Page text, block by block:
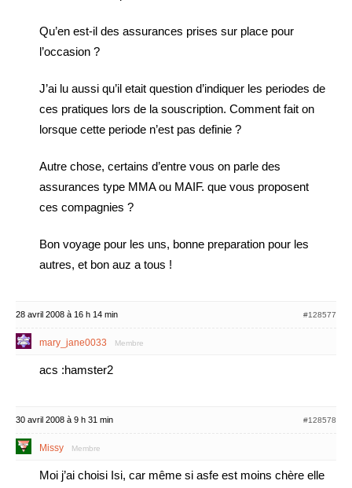
Qu’en est-il des assurances prises sur place pour
l’occasion ?
J’ai lu aussi qu’il etait question d’indiquer les periodes de
ces pratiques lors de la souscription. Comment fait on
lorsque cette periode n’est pas definie ?
Autre chose, certains d’entre vous on parle des
assurances type MMA ou MAIF. que vous proposent
ces compagnies ?
Bon voyage pour les uns, bonne preparation pour les
autres, et bon auz a tous !
28 avril 2008 à 16 h 14 min #128577
mary_jane0033 Membre
acs :hamster2
30 avril 2008 à 9 h 31 min #128578
Missy Membre
Moi j’ai choisi Isi, car même si asfe est moins chère elle